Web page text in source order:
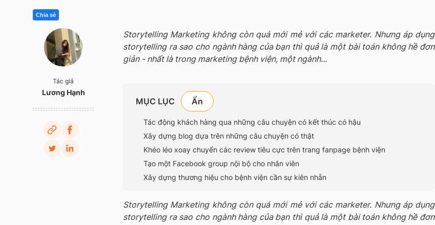
Chia sẻ
Tác giả
Lương Hạnh
Storytelling Marketing không còn quá mới mẻ với các marketer. Nhưng áp dụng
storytelling ra sao cho ngành hàng của bạn thì quả là một bài toán không hề đơn
giản - nhất là trong marketing bệnh viện, một ngành...
MỤC LỤC
Tác động khách hàng qua những câu chuyện có kết thúc có hậu
Xây dựng blog dựa trên những câu chuyện có thật
Khéo léo xoay chuyển các review tiêu cực trên trang fanpage bệnh viện
Tạo một Facebook group nội bộ cho nhân viên
Xây dựng thương hiệu cho bệnh viện cần sự kiên nhẫn
Storytelling Marketing không còn quá mới mẻ với các marketer. Nhưng áp dụng
storytelling ra sao cho ngành hàng của bạn thì quả là một bài toán không hề đơn